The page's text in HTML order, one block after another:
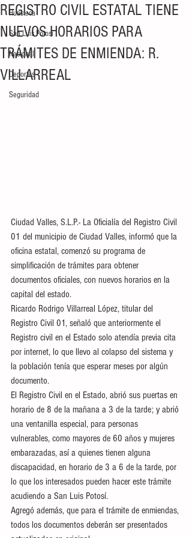
Huasteca
San Luis Potosí
Nacional
Deportes
Seguridad
REGISTRO CIVIL ESTATAL TIENE
NUEVOS HORARIOS PARA
TRÁMITES DE ENMIENDA: R.
VILLARREAL
Ciudad Valles, S.L.P.- La Oficialía del Registro Civil
01 del municipio de Ciudad Valles, informó que la
oficina estatal, comenzó su programa de
simplificación de trámites para obtener
documentos oficiales, con nuevos horarios en la
capital del estado.
Ricardo Rodrigo Villarreal López, titular del
Registro Civil 01, señaló que anteriormente el
Registro civil en el Estado solo atendía previa cita
por internet, lo que llevo al colapso del sistema y
la población tenía que esperar meses por algún
documento.
El Registro Civil en el Estado, abrió sus puertas en
horario de 8 de la mañana a 3 de la tarde; y abrió
una ventanilla especial, para personas
vulnerables, como mayores de 60 años y mujeres
embarazadas, así a quienes tienen alguna
discapacidad, en horario de 3 a 6 de la tarde, por
lo que los interesados pueden hacer este trámite
acudiendo a San Luis Potosí.
Agregó además, que para el trámite de enmiendas,
todos los documentos deberán ser presentados